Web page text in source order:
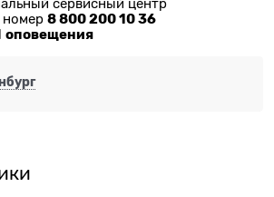
сервисный центр
номер 8 800 200 10 36
оповещения